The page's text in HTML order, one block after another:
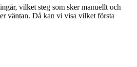
vilket steg som sker manuellt och
väntan. Då kan vi visa vilket första